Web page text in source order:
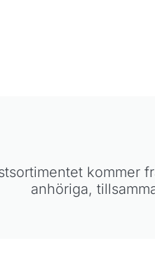
kommer
anhöriga,